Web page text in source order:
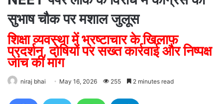
सुभाष चौक पर मशाल जुलूस
शिक्षा व्यवस्था में भ्रष्टाचार के खिलाफ
प्रदर्शन, दोषियों पर सख्त कार्रवाई और निष्पक्ष
जांच की मांग
niraj bhai May 16, 2026 255 2 minutes read